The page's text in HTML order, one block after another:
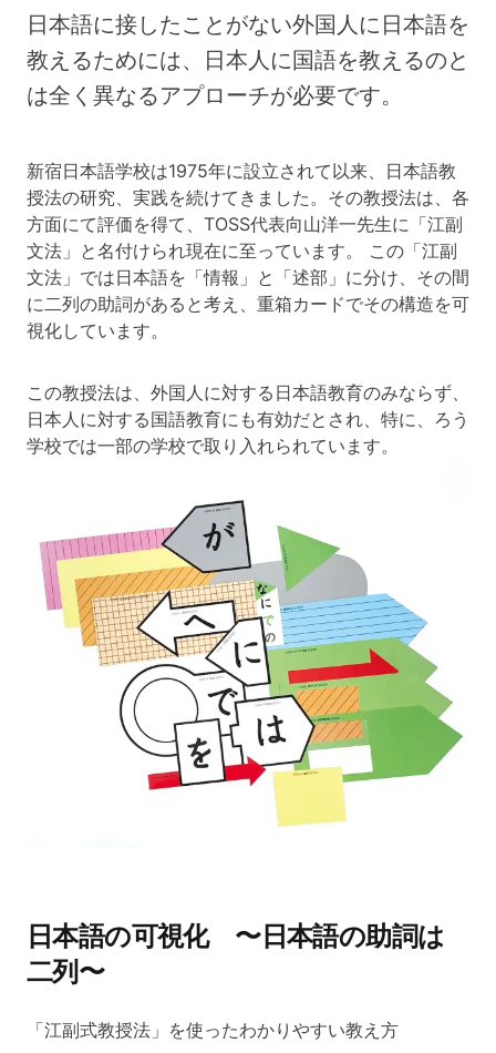
日本語に接したことがない外国人に日本語を
教えるためには、日本人に国語を教えるのと
は全く異なるアプローチが必要です。
新宿日本語学校は1975年に設立されて以来、日本語教
授法の研究、実践を続けてきました。その教授法は、各
方面にて評価を得て、TOSS代表向山洋一先生に「江副
文法」と名付けられ現在に至っています。 この「江副
文法」では日本語を「情報」と「述部」に分け、その間
に二列の助詞があると考え、重箱カードでその構造を可
視化しています。
この教授法は、外国人に対する日本語教育のみならず、
日本人に対する国語教育にも有効だとされ、特に、ろう
学校では一部の学校で取り入れられています。
日本語の可視化 〜日本語の助詞は
二列〜
「江副式教授法」を使ったわかりやすい教え方